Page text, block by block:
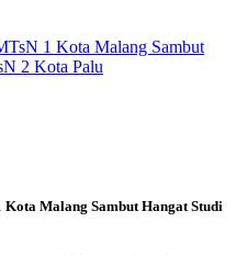
Malang Sambut Hangat Studi